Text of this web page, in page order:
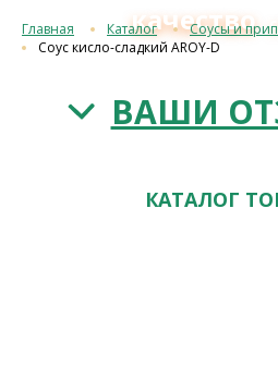
качество
Главная Каталог
Соусы и
Соус кисло-сладкий AROY-D
ВАШИ
КАТАЛОГ